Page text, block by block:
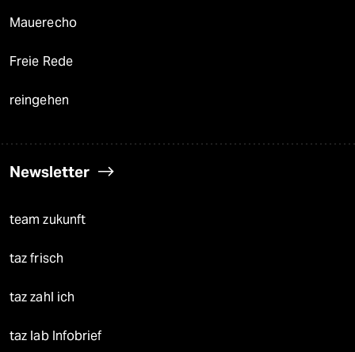
Mauerecho
Freie Rede
reingehen
Newsletter
team zukunft
taz frisch
taz zahl ich
taz lab Infobrief